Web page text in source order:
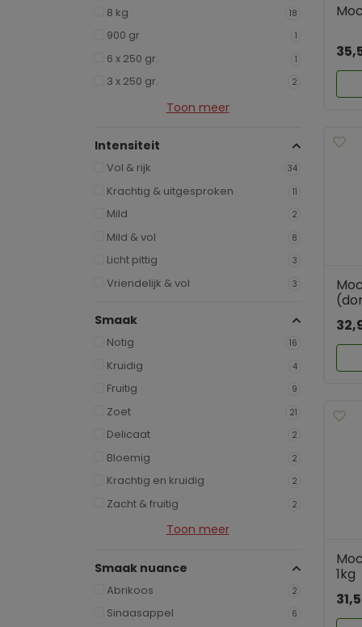
1kg
8 kg 18
900 gr 1
6 x 250 gr. 1
3 x 250 gr. 2
Toon meer
Intensiteit
Vol & rijk 34
Krachtig & uitgesproken 11
Mild 2
Mild & vol 8
Licht pittig 3
Vriendelijk & vol 3
Smaak
Notig 16
Kruidig 4
Fruitig 9
Zoet 21
Delicaat 2
Bloemig 2
Krachtig en kruidig 2
Zacht & fruitig 2
Toon meer
Smaak nuance
Abrikoos 2
Sinaasappel 6